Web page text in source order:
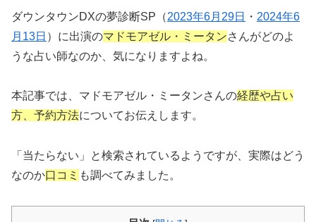
ダウンタウンDXの夢診断SP（2023年6月29日 ・ 2024年6
月13日 ）に出演のマドモアゼル・ミータンさんがどのよ
うな占い師なのか、気になりますよね。
本記事では、マドモアゼル・ミータンさんの経歴や占い
方、予約方法についてお伝えします。
「当たらない」と検索されているようですが、実際はどう
なのか口コミ も調べてみました。